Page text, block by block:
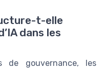
t-elle
dans les
gouvernance, les